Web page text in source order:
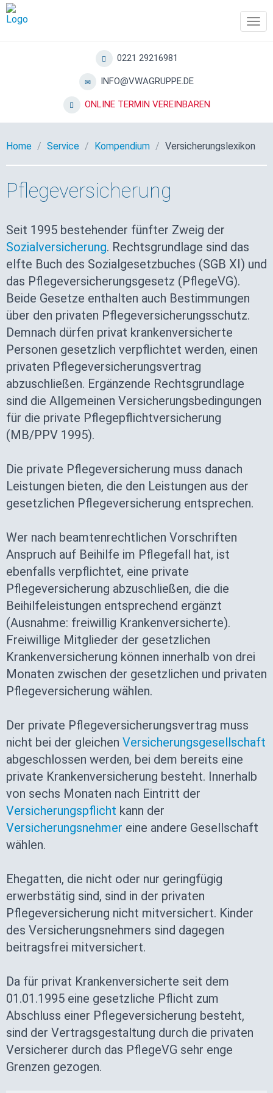
0221 29216981
INFO@VWAGRUPPE.DE
ONLINE TERMIN VEREINBAREN
Home Service Kompendium Versicherungslexikon
Pflegeversicherung
Seit 1995 bestehender fünfter Zweig der
Sozialversicherung. Rechtsgrundlage sind das
elfte Buch des Sozialgesetzbuches (SGB XI) und
das Pflegeversicherungsgesetz (PflegeVG).
Beide Gesetze enthalten auch Bestimmungen
über den privaten Pflegeversicherungsschutz.
Demnach dürfen privat krankenversicherte
Personen gesetzlich verpflichtet werden, einen
privaten Pflegeversicherungsvertrag
abzuschließen. Ergänzende Rechtsgrundlage
sind die Allgemeinen Versicherungsbedingungen
für die private Pflegepflichtversicherung
(MB/PPV 1995).
Die private Pflegeversicherung muss danach
Leistungen bieten, die den Leistungen aus der
gesetzlichen Pflegeversicherung entsprechen.
Wer nach beamtenrechtlichen Vorschriften
Anspruch auf Beihilfe im Pflegefall hat, ist
ebenfalls verpflichtet, eine private
Pflegeversicherung abzuschließen, die die
Beihilfeleistungen entsprechend ergänzt
(Ausnahme: freiwillig Krankenversicherte).
Freiwillige Mitglieder der gesetzlichen
Krankenversicherung können innerhalb von drei
Monaten zwischen der gesetzlichen und privaten
Pflegeversicherung wählen.
Der private Pflegeversicherungsvertrag muss
nicht bei der gleichen Versicherungsgesellschaft
abgeschlossen werden, bei dem bereits eine
private Krankenversicherung besteht. Innerhalb
von sechs Monaten nach Eintritt der
Versicherungspflicht kann der
Versicherungsnehmer eine andere Gesellschaft
wählen.
Ehegatten, die nicht oder nur geringfügig
erwerbstätig sind, sind in der privaten
Pflegeversicherung nicht mitversichert. Kinder
des Versicherungsnehmers sind dagegen
beitragsfrei mitversichert.
Da für privat Krankenversicherte seit dem
01.01.1995 eine gesetzliche Pflicht zum
Abschluss einer Pflegeversicherung besteht,
sind der Vertragsgestaltung durch die privaten
Versicherer durch das PflegeVG sehr enge
Grenzen gezogen.